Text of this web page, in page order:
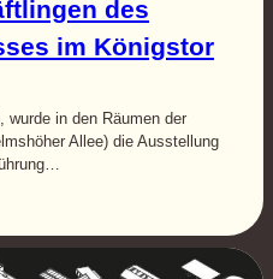
des
im Königstor
wurde in den Räumen der
Allee) die Ausstellung